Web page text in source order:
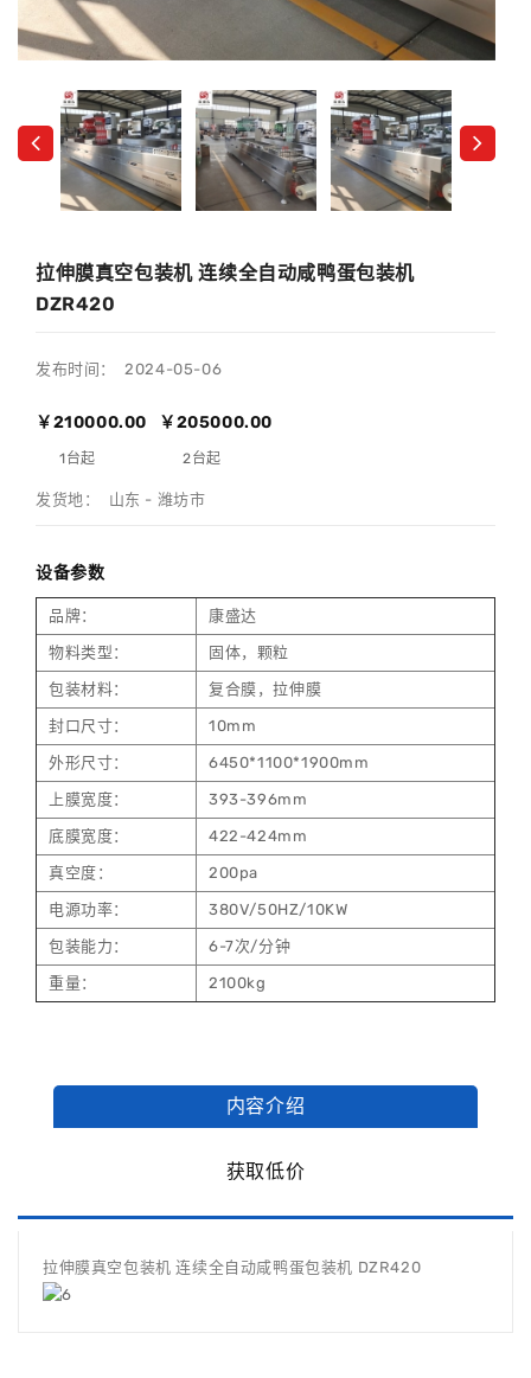
拉伸膜真空包装机 连续全自动咸鸭蛋包装机
DZR420
发布时间： 2024-05-06
￥210000.00
1台起
￥205000.00
2台起
发货地： 山东 - 潍坊市
设备参数
品牌： 康盛达
物料类型： 固体，颗粒
包装材料： 复合膜，拉伸膜
封口尺寸： 10mm
外形尺寸： 6450*1100*1900mm
上膜宽度： 393-396mm
底膜宽度： 422-424mm
真空度： 200pa
电源功率： 380V/50HZ/10KW
包装能力： 6-7次/分钟
重量： 2100kg
内容介绍
获取低价
拉伸膜真空包装机 连续全自动咸鸭蛋包装机 DZR420